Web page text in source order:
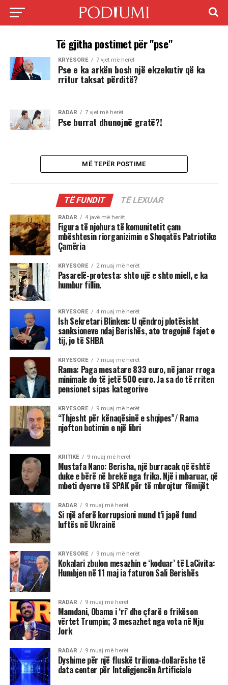
Të gjitha postimet për "pse"
KRYESORE 7 vjet më herët
Pse e ka arkën bosh një ekzekutiv që ka
rritur taksat përditë?
RADAR 7 vjet më herët
Pse burrat dhunojnë gratë?!
MË TEPËR POSTIME
TË FUNDIT TË LEXUAR
RADAR 4 javë më herët
Figura të njohura të komunitetit çam
mbështesin riorganizimin e Shoqatës Patriotike
Çamëria
KRYESORE 2 muaj më herët
Pasarelë-protesta: shto ujë e shto miell, e ka
humbur fillin.
KRYESORE 4 muaj më herët
Ish Sekretari Blinken: U qëndroj plotësisht
sanksioneve ndaj Berishës, ato tregojnë fajet e
tij, jo të SHBA
KRYESORE 7 muaj më herët
Rama: Paga mesatare 833 euro, në janar rroga
minimale do të jetë 500 euro. Ja sa do të rriten
pensionet sipas kategorive
KRYESORE 9 muaj më herët
“Thjesht për kënaqësinë e shqipes”/ Rama
njofton botimin e një libri
KRITIKE 9 muaj më herët
Mustafa Nano: Berisha, një burracak që është
duke e bërë në brekë nga frika. Një i mbaruar, që
mbeti dyerve të SPAK për të mbrojtur fëmijët
RADAR 9 muaj më herët
Si një aferë korrupsioni mund t’i japë fund
luftës në Ukrainë
KRYESORE 9 muaj më herët
Kokalari zbulon mesazhin e ‘koduar’ të LaCivita:
Humbjen në 11 maj ia faturon Sali Berishës
RADAR 9 muaj më herët
Mamdani, Obama i ‘ri’ dhe çfarë e frikëson
vërtet Trumpin; 3 mesazhet nga vota në Nju
Jork
RADAR 9 muaj më herët
Dyshime për një fluskë triliona-dollarëshe të
data center për Inteligjencën Artificiale